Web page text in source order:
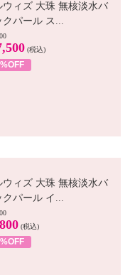
ウィズ 大珠 無核淡水バ
クパール ス...
(税込)
ウィズ 大珠 無核淡水バ
クパール イ...
(税込)